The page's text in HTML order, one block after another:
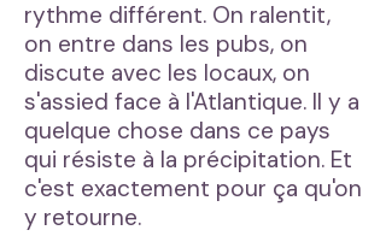
rythme différent. On ralentit,
on entre dans les pubs, on
discute avec les locaux, on
s'assied face à l'Atlantique. Il y a
quelque chose dans ce pays
qui résiste à la précipitation. Et
c'est exactement pour ça qu'on
y retourne.